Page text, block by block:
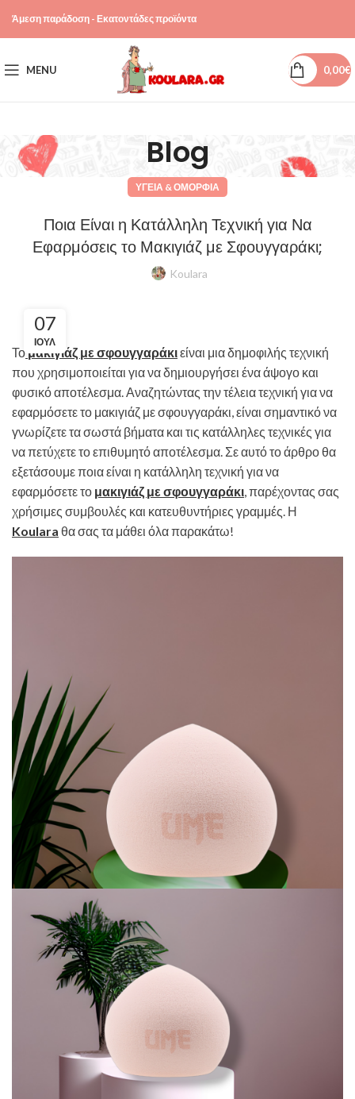
Άμεση παράδοση - Εκατοντάδες προϊόντα
MENU 0,00€
Blog
ΥΓΕΊΑ & ΟΜΟΡΦΙΆ
Ποια Είναι η Κατάλληλη Τεχνική για Να
Εφαρμόσεις το Μακιγιάζ με Σφουγγαράκι;
Koulara
07
ΙΟΎΛ
Το μακιγιάζ με σφουγγαράκιείναι μια δημοφιλής τεχνική
που χρησιμοποιείται για να δημιουργήσει ένα άψογο και
φυσικό αποτέλεσμα. Αναζητώντας την τέλεια τεχνική για να
εφαρμόσετε το μακιγιάζ με σφουγγαράκι, είναι σημαντικό να
γνωρίζετε τα σωστά βήματα και τις κατάλληλες τεχνικές για
να πετύχετε το επιθυμητό αποτέλεσμα. Σε αυτό το άρθρο θα
εξετάσουμε ποια είναι η κατάλληλη τεχνική για να
εφαρμόσετε το μακιγιάζ με σφουγγαράκι, παρέχοντας σας
χρήσιμες συμβουλές και κατευθυντήριες γραμμές. Η
Koulara θα σας τα μάθει όλα παρακάτω!